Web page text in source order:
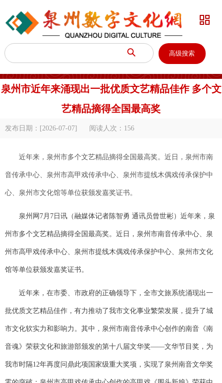
 高级搜索

泉州市近年来涌现出一批优质文艺精品佳作 多个文
艺精品摘得全国最高奖
发布日期：[2026-07-07] 阅读人次： 156
近年来，泉州市多个文艺精品摘得全国最高奖。近日，泉州市南
音传承中心、泉州市高甲戏传承中心、泉州市提线木偶戏传承保护中
心、泉州市文化馆等单位获颁发嘉奖证书。
泉州网7月7日讯（融媒体记者陈智勇 通讯员曾世彬）近年来，泉
州市多个文艺精品摘得全国最高奖。近日，泉州市南音传承中心、泉
州市高甲戏传承中心、泉州市提线木偶戏传承保护中心、泉州市文化
馆等单位获颁发嘉奖证书。
近年来，在市委、市政府的正确领导下，全市文旅系统涌现出一
批优质文艺精品佳作，有力推动了我市文化事业繁荣发展，提升了城
市文化软实力和影响力。其中，泉州市南音传承中心创作的南音《南
音魂》荣获文化和旅游部颁发的第十八届文华奖——文华节目奖，为
我市时隔12年再度问鼎此项国家级重大奖项，实现了泉州南音文华奖